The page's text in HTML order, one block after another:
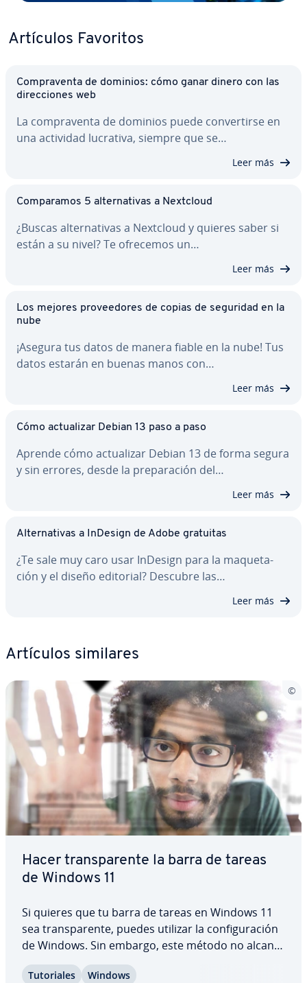
Artículos Favoritos
Co­m­pra­ve­n­ta de dominios: cómo ganar dinero con las
di­re­c­cio­nes web
La co­m­pra­ve­n­ta de dominios puede co­n­ve­r­ti­r­se en
una actividad lucrativa, siempre que se…
Leer más
Co­m­pa­ra­mos 5 al­te­r­na­ti­vas a Nextcloud
¿Buscas al­te­r­na­ti­vas a Nextcloud y quieres saber si
están a su nivel? Te ofrecemos un…
Leer más
Los mejores pro­vee­do­res de copias de seguridad en la
nube
¡Asegura tus datos de manera fiable en la nube! Tus
datos estarán en buenas manos con…
Leer más
Cómo ac­tua­li­zar Debian 13 paso a paso
Aprende cómo ac­tua­li­zar Debian 13 de forma segura
y sin errores, desde la pre­pa­ra­ción del…
Leer más
Al­te­r­na­ti­vas a InDesign de Adobe gratuitas
¿Te sale muy caro usar InDesign para la ma­que­ta­
ción y el diseño editorial? Descubre las…
Leer más
Artículos similares
Hacer tra­n­s­pa­re­n­te la barra de tareas
de Windows 11
Si quieres que tu barra de tareas en Windows 11
sea tra­n­s­pa­re­n­te, puedes utilizar la co­n­fi­gu­ra­ción
de Windows. Sin embargo, este método no alcanza
tareas de Windows 11 tra­n­s­pa­re­n­te al 100%, te re­
Tu­to­ria­les Windows